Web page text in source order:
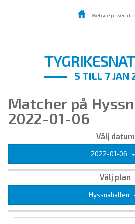
Website powered
5 TILL 7 JAN
Matcher på
2022-01-06
Välj datum
2022-01-06
Välj plan
Hyssnahallen